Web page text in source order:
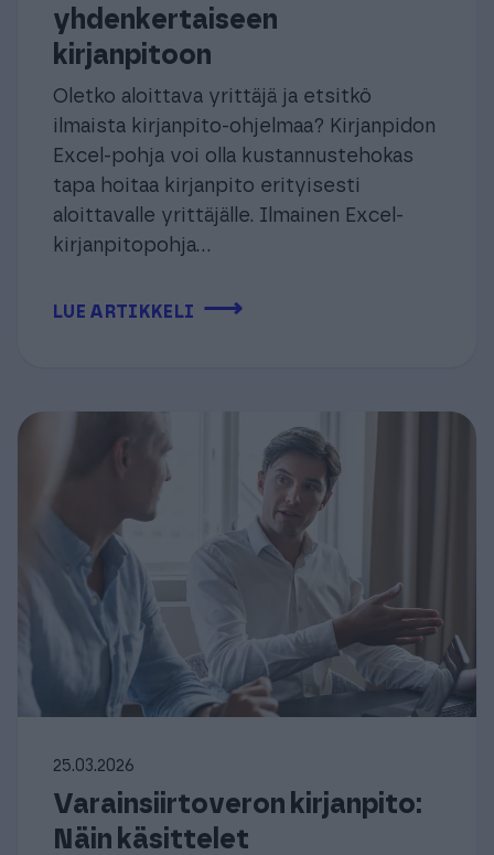
yhdenkertaiseen
kirjanpitoon
Oletko aloittava yrittäjä ja etsitkö
ilmaista kirjanpito-ohjelmaa? Kirjanpidon
Excel-pohja voi olla kustannustehokas
tapa hoitaa kirjanpito erityisesti
aloittavalle yrittäjälle. Ilmainen Excel-
kirjanpitopohja...
LUE ARTIKKELI ⟶
25.03.2026
Varainsiirtoveron kirjanpito:
Näin käsittelet